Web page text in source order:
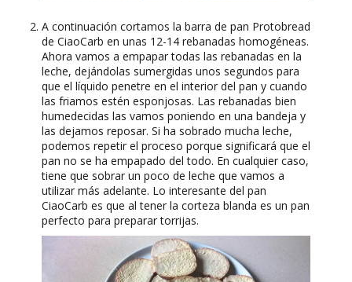
A continuación cortamos la barra de pan Protobread
de CiaoCarb en unas 12-14 rebanadas homogéneas.
Ahora vamos a empapar todas las rebanadas en la
leche, dejándolas sumergidas unos segundos para
que el líquido penetre en el interior del pan y cuando
las friamos estén esponjosas. Las rebanadas bien
humedecidas las vamos poniendo en una bandeja y
las dejamos reposar. Si ha sobrado mucha leche,
podemos repetir el proceso porque significará que el
pan no se ha empapado del todo. En cualquier caso,
tiene que sobrar un poco de leche que vamos a
utilizar más adelante. Lo interesante del pan
CiaoCarb es que al tener la corteza blanda es un pan
perfecto para preparar torrijas.